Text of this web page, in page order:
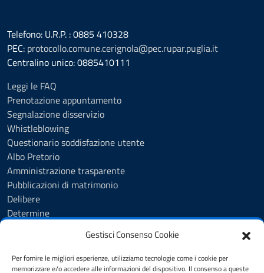
Gestisci Consenso Cookie
Per fornire le migliori esperienze, utilizziamo tecnologie come i cookie per
memorizzare e/o accedere alle informazioni del dispositivo. Il consenso a queste
Telefono: U.R.P. : 0885 410328
PEC: protocollo.comune.cerignola@pec.rupar.puglia.it
Centralino unico: 0885410111
Leggi le FAQ
Prenotazione appuntamento
Segnalazione disservizio
Whistleblowing
Questionario soddisfazione utente
Albo Pretorio
Amministrazione trasparente
Pubblicazioni di matrimonio
Delibere
Determine
Feedback
Note legali